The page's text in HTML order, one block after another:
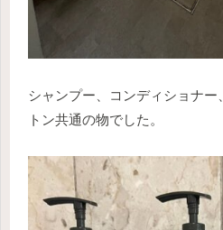
シャンプー、コンディショナー
トン共通の物でした。